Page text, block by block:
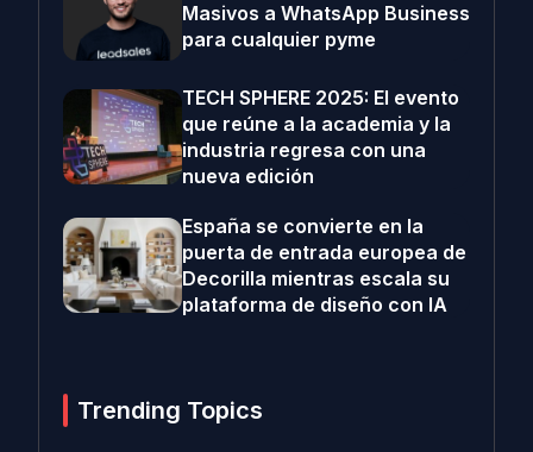
Masivos a WhatsApp Business
para cualquier pyme
TECH SPHERE 2025: El evento
que reúne a la academia y la
industria regresa con una
nueva edición
España se convierte en la
puerta de entrada europea de
Decorilla mientras escala su
plataforma de diseño con IA
Trending Topics